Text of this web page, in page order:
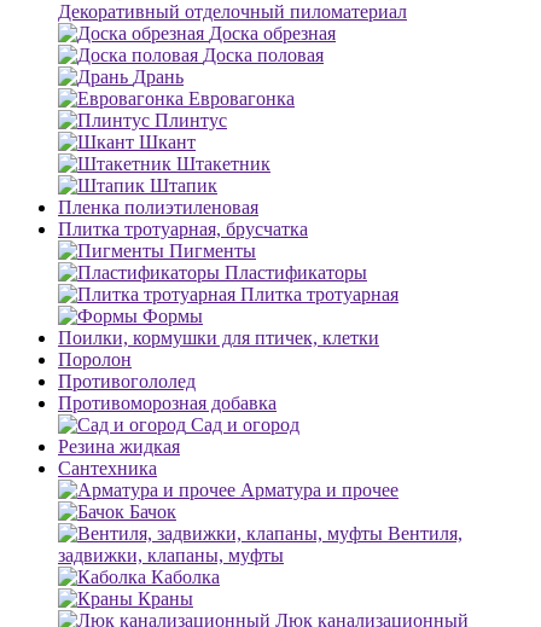
Декоративный отделочный пиломатериал
Доска обрезная
Доска половая
Дрань
Евровагонка
Плинтус
Шкант
Штакетник
Штапик
Пленка полиэтиленовая
Плитка тротуарная, брусчатка
Пигменты
Пластификаторы
Плитка тротуарная
Формы
Поилки, кормушки для птичек, клетки
Поролон
Противогололед
Противоморозная добавка
Сад и огород
Резина жидкая
Сантехника
Арматура и прочее
Бачок
Вентиля,
задвижки, клапаны, муфты
Каболка
Краны
Люк канализационный